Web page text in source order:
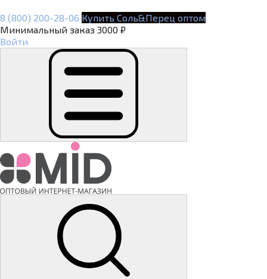
8 (800) 200-28-06 Купить Соль&Перец оптом
Минимальный заказ 3000 ₽
Войти